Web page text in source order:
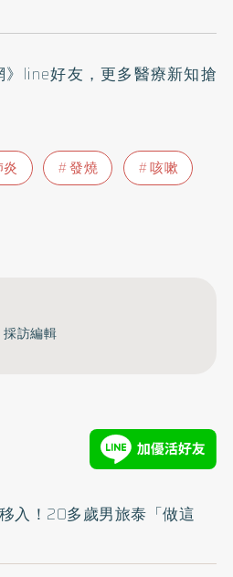
》line好友 ，更多醫療新知搶
發燒
咳嗽
採訪編輯
入！20多歲男旅泰「做這